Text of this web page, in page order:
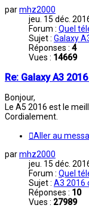
parmhz2000
jeu. 15 déc.
Forum : Quel
Sujet : Galaxy
Réponses : 4
Vues : 14669
Re: Galaxy A3
Bonjour,
Le A5 2016 est le
Cordialement.
Aller au
parmhz2000
jeu. 15 déc.
Forum : Quel
Sujet : A3 2016
Réponses : 10
Vues : 27989